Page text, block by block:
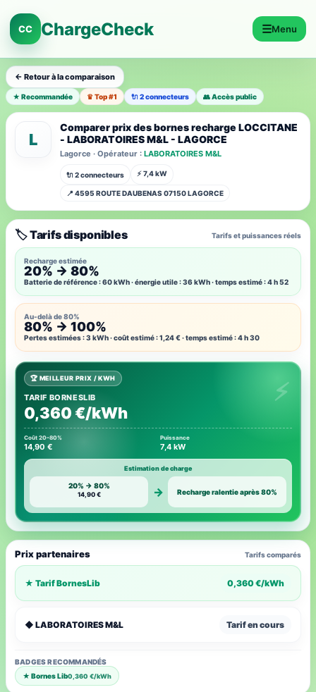
CC ChargeCheck ☰Menu
← Retour à la comparaison
★ Recommandée ♛ Top #1 🔌 2 connecteurs 👥 Accès public
L
Comparer prix des bornes recharge LOCCITANE
- LABORATOIRES M&L - LAGORCE
Lagorce · Opérateur : LABORATOIRES M&L
🔌 2 connecteurs ⚡ 7,4 kW
📍 4595 ROUTE DAUBENAS 07150 LAGORCE
🏷️ Tarifs disponibles Tarifs et puissances réels
Recharge estimée
20% → 80%
Batterie de référence : 60 kWh · énergie utile : 36 kWh · temps estimé : 4 h 52
Au-delà de 80%
80% → 100%
Pertes estimées : 3 kWh · coût estimé : 1,24 € · temps estimé : 4 h 30
🏆 MEILLEUR PRIX / KWH
TARIF BORNESLIB
0,360 €/kWh
Coût 20–80%
14,90 €
Puissance
7,4 kW
Estimation de charge
20% → 80%
14,90 € → Recharge ralentie après 80%
Prix partenaires Tarifs comparés
★ Tarif BornesLib 0,360 €/kWh
◆ LABORATOIRES M&L Tarif en cours
BADGES RECOMMANDÉS
★ Bornes Lib0,360 €/kWh